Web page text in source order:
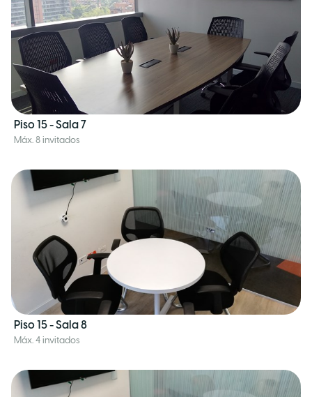
Piso 15 - Sala 7
Máx. 8 invitados
Piso 15 - Sala 8
Máx. 4 invitados